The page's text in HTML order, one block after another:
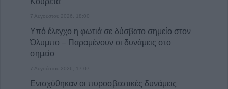
7 Αυγούστου 2026, 18:00
Υπό έλεγχο η φωτιά σε δύσβατο σημείο στον
Όλυμπο – Παραμένουν οι δυνάμεις στο
σημείο
7 Αυγούστου 2026, 17:07
Ενισχύθηκαν οι πυροσβεστικές δυνάμεις